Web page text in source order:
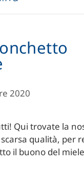
2020
Qui trovate la
qualità, per
il buono del